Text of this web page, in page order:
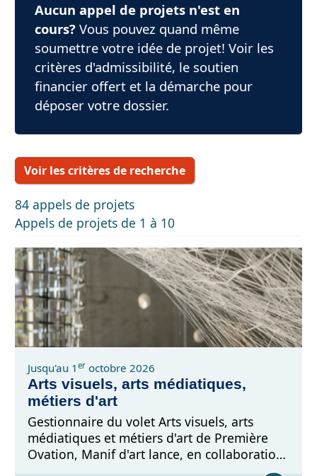
Aucun appel de projets n'est en
cours?Vous pouvez quand même
soumettre votre idée de projet! Voir les
critères d'admissibilité, le soutien
financier offert et la démarche pour
déposer votre dossier.
Voir les critères de recherche
84 appels de projets
Appels de projets de 1 à 10
Jusqu'au 1er octobre 2026
Arts visuels, arts médiatiques,
métiers d'art
Gestionnaire du volet Arts visuels, arts
médiatiques et métiers d'art de Première
Ovation, Manif d'art lance, en collaboration